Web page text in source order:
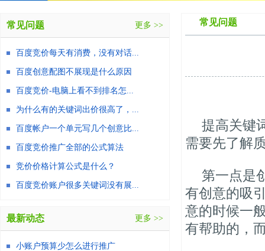
常见问题
提高关键
需要先了解
第一点是
有创意的吸
意的时候一
有帮助的，
常见问题 更多 >>
百度竞价每天有消费，没有对话...
百度创意配图不展现是什么原因
百度竞价-电脑上看不到排名怎...
为什么有的关键词出价很高了，...
百度帐户一个单元写几个创意比...
百度竞价推广全部的公式算法
竞价价格计算公式是什么？
百度竞价账户很多关键词没有展...
最新动态 更多 >>
小账户预算少怎么进行推广